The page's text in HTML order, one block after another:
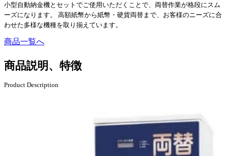
小型自動納金機とセットでご使用いただくことで、両替作業が格段にスム
ーズになります。 高額紙幣から紙幣・硬貨両替まで、お客様のニーズに合
わせた多様な機種を取り揃えています。
商品一覧へ
商品説明、特徴
Product Description